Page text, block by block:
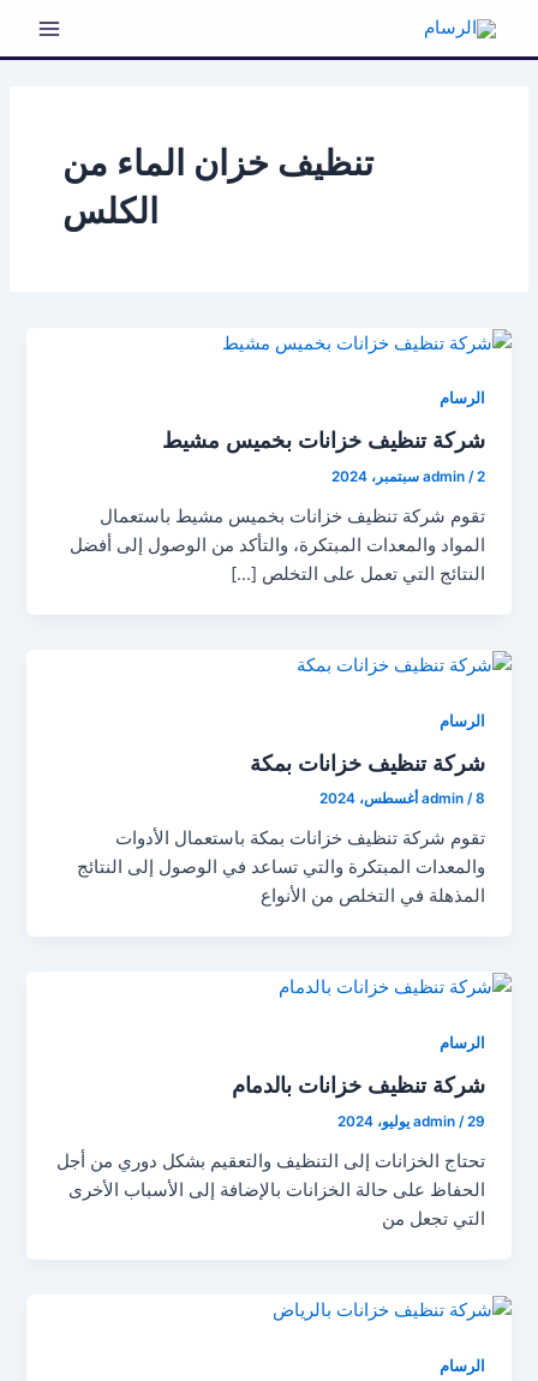
Main
تنظيف خزان الماء من
الكلس
الرسام
شركة تنظيف خزانات بخميس مشيط
admin /2 سبتمبر، 2024
تقوم شركة تنظيف خزانات بخميس مشيط باستعمال
المواد والمعدات المبتكرة، والتأكد من الوصول إلى أفضل
النتائج التي تعمل على التخلص […]
الرسام
شركة تنظيف خزانات بمكة
admin /8 أغسطس، 2024
تقوم شركة تنظيف خزانات بمكة باستعمال الأدوات
والمعدات المبتكرة والتي تساعد في الوصول إلى النتائج
المذهلة في التخلص من الأنواع
الرسام
شركة تنظيف خزانات بالدمام
admin /29 يوليو، 2024
تحتاج الخزانات إلى التنظيف والتعقيم بشكل دوري من أجل
الحفاظ على حالة الخزانات بالإضافة إلى الأسباب الأخرى
التي تجعل من
الرسام